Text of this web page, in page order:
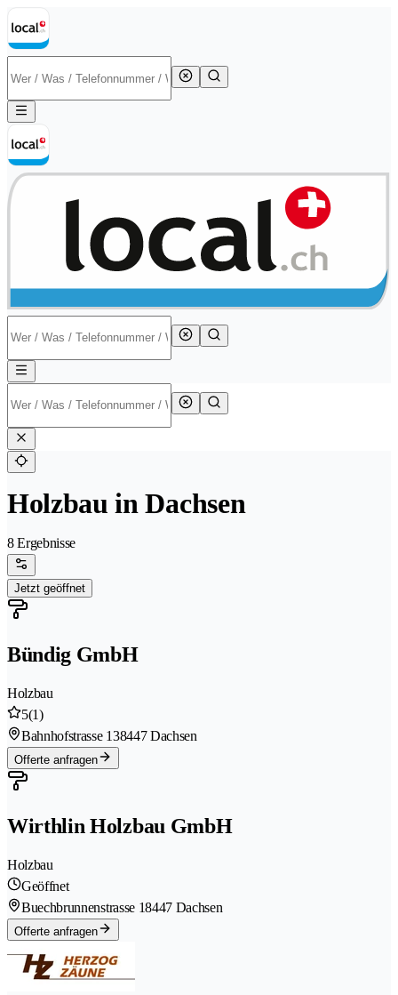
Holzbau in Dachsen
8 Ergebnisse
Jetzt geöffnet
Bündig GmbH
Holzbau
5(1)
Bahnhofstrasse 138447 Dachsen
Offerte anfragen
Wirthlin Holzbau GmbH
Holzbau
Geöffnet
Buechbrunnenstrasse 18447 Dachsen
Offerte anfragen